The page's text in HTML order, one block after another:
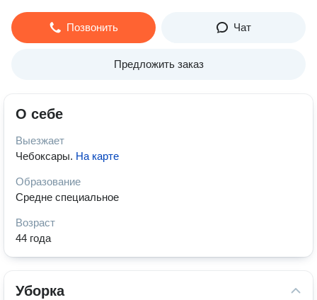
Позвонить Чат
Предложить заказ
О себе
Выезжает
Чебоксары. На карте
Образование
Средне специальное
Возраст
44 года
Уборка